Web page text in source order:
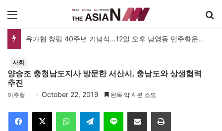
유가협 창립 40주년 기념식…12일 오후 남영동 민주화운동기념관
사회
양승조 충청남도지사 방문한 서산시, 충남도와 상생협력
추진
이주형 October 22, 2019 완독 약 4 분 소요
Telegram 이메일